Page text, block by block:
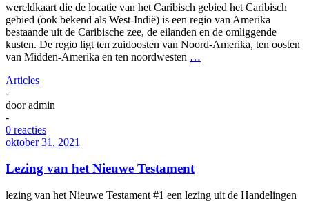
wereldkaart die de locatie van het Caribisch gebied het Caribisch
gebied (ook bekend als West-Indië) is een regio van Amerika
bestaande uit de Caribische zee, de eilanden en de omliggende
kusten. De regio ligt ten zuidoosten van Noord-Amerika, ten oosten
van Midden-Amerika en ten noordwesten …
Articles
-
dooradmin
-
0 reacties
oktober 31, 2021
Lezing van het Nieuwe Testament
lezing van het Nieuwe Testament #1 een lezing uit de Handelingen